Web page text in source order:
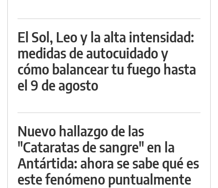
El Sol, Leo y la alta intensidad:
medidas de autocuidado y
cómo balancear tu fuego hasta
el 9 de agosto
Nuevo hallazgo de las
"Cataratas de sangre" en la
Antártida: ahora se sabe qué es
este fenómeno puntualmente